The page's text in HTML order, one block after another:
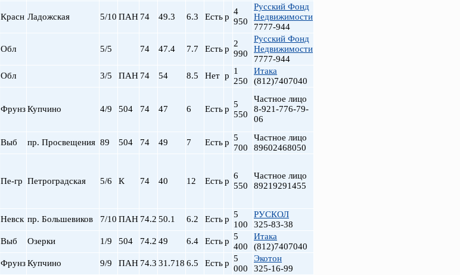
пл. Ленина
пр. Ветеранов
Пролетарская
Рыбацкое
Спортивная
Удельная
Черная речка
Красн Ладожская 5/10 ПАН 74 49.3 6.3 Естьр
4
950
Русский Фонд
Недвижимости
7777-944
Обл 5/5 74 47.4 7.7 Естьр
2
990
Русский Фонд
Недвижимости
7777-944
Обл 3/5 ПАН 74 54 8.5 Нет р 1
250
Итака
(812)7407040
ФрунзКупчино 4/9 504 74 47 6 Естьр 5
550
Частное лицо
8-921-776-79-
06
Выб пр. Просвещения 89 504 74 49 7 Естьр 5
700
Частное лицо
89602468050
Пе-гр Петроградская 5/6 К 74 40 12 Естьр
6
550
Частное лицо
89219291455
Невск пр. Большевиков 7/10 ПАН 74.2 50.1 6.2 Естьр 5
100
РУСКОЛ
325-83-38
Выб Озерки 1/9 504 74.2 49 6.4 Естьр 5
400
Итака
(812)7407040
ФрунзКупчино 9/9 ПАН 74.3 31.718 6.5 Естьр 5
000
Экотон
325-16-99